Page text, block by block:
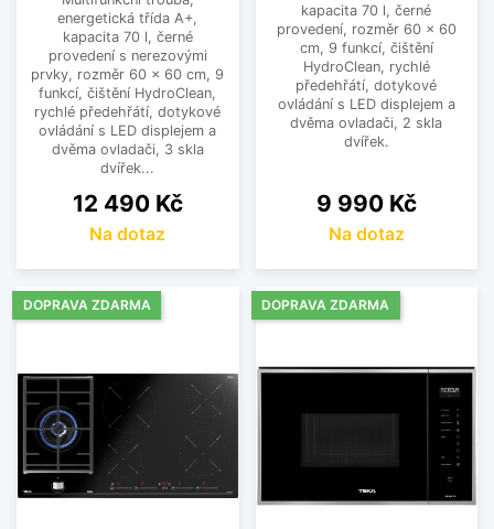
energetická třída A+,
kapacita 70 l, černé
provedení s nerezovými
prvky, rozměr 60 x 60 cm, 9
funkcí, čištění HydroClean,
rychlé předehřátí, dotykové
ovládání s LED displejem a
dvěma ovladači, 3 skla
dvířek...
Cena
12 490 Kč
Na dotaz
kapacita 70 l, černé
provedení, rozměr 60 x 60
cm, 9 funkcí, čištění
HydroClean, rychlé
předehřátí, dotykové
ovládání s LED displejem a
dvěma ovladači, 2 skla
dvířek.
Cena
9 990 Kč
Na dotaz
DOPRAVA ZDARMA DOPRAVA ZDARMA